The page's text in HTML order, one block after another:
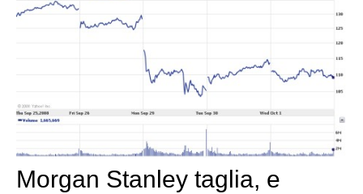
Morgan Stanley taglia, e